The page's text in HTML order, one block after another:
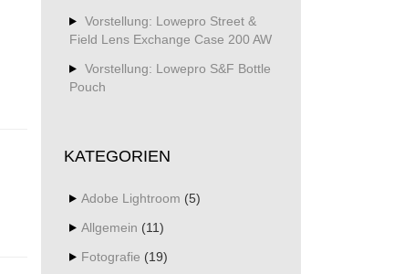
Vorstellung: Lowepro Street &
Field Lens Exchange Case 200 AW
Vorstellung: Lowepro S&F Bottle
Pouch
KATEGORIEN
Adobe Lightroom (5)
Allgemein (11)
Fotografie (19)